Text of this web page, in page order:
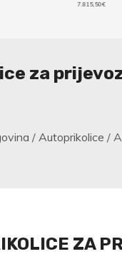
7.815,50€
za
/ Autoprikolice /
ZA